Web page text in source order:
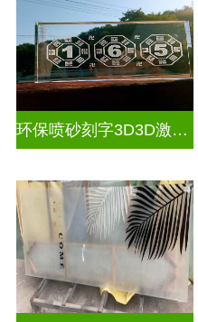
环保喷砂刻字3D3D激光内雕玻璃